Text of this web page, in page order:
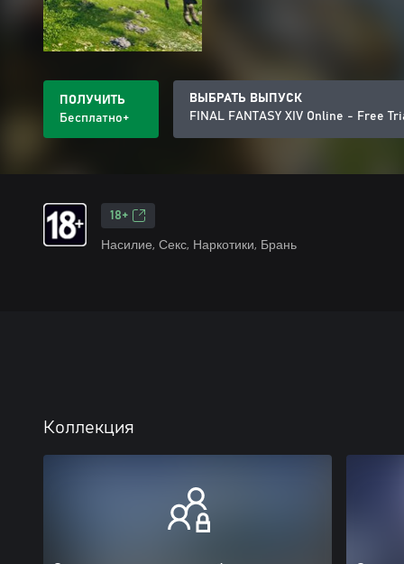
ПОЛУЧИТЬ
Бесплатно+
ВЫБРАТЬ ВЫПУСК
FINAL FANTASY XIV Online - Free
18+
Насилие, Секс, Наркотики, Брань
Коллекция